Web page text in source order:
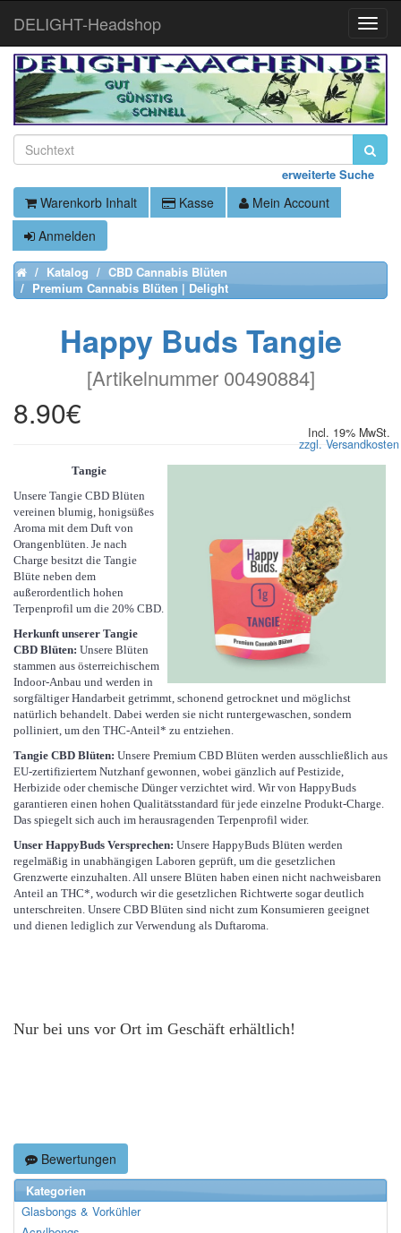
erweiterte Suche
Warenkorb Inhalt Kasse
Mein Account
Anmelden
HomeKatalog
CBD Cannabis Blüten
Premium Cannabis Blüten | Delight
Happy Buds Tangie
[Artikelnummer 00490884]
8.90€
Incl. 19% MwSt.
zzgl. Versandkosten
Tangie
Unsere Tangie CBD Blüten
vereinen blumig, honigsüßes
Aroma mit dem Duft von
Orangenblüten. Je nach
Charge besitzt die Tangie
Blüte neben dem
außerordentlich hohen
Terpenprofil um die 20% CBD.
Herkunft unserer Tangie
CBD Blüten: Unsere Blüten
stammen aus österreichischem
Indoor-Anbau und werden in
sorgfältiger Handarbeit getrimmt, schonend getrocknet und möglichst
natürlich behandelt. Dabei werden sie nicht runtergewaschen, sondern
polliniert, um den THC-Anteil* zu entziehen.
Tangie CBD Blüten: Unsere Premium CBD Blüten werden ausschließlich aus
EU-zertifiziertem Nutzhanf gewonnen, wobei gänzlich auf Pestizide,
Herbizide oder chemische Dünger verzichtet wird. Wir von HappyBuds
garantieren einen hohen Qualitätsstandard für jede einzelne Produkt-Charge.
Das spiegelt sich auch im herausragenden Terpenprofil wider.
Unser HappyBuds Versprechen: Unsere HappyBuds Blüten werden
regelmäßig in unabhängigen Laboren geprüft, um die gesetzlichen
Grenzwerte einzuhalten. All unsere Blüten haben einen nicht nachweisbaren
Anteil an THC*, wodurch wir die gesetzlichen Richtwerte sogar deutlich
unterschreiten. Unsere CBD Blüten sind nicht zum Konsumieren geeignet
und dienen lediglich zur Verwendung als Duftaroma.
Nur bei uns vor Ort im Geschäft erhältlich!
Bewertungen
Kategorien
Glasbongs & Vorkühler
Toggle
DELIGHT-Headshop